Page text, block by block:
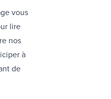
vous
lire
nos
à
de